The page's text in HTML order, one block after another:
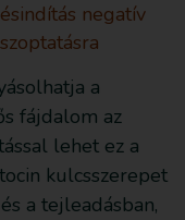
negatív
a
fájdalom az
lehet ez a
kulcsszerepet
a tejleadásban,